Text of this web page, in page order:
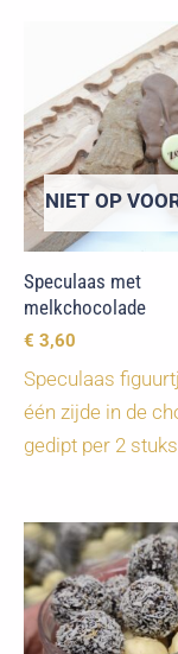
NIET OP
Speculaas met
melkchocolade
€ 3,60
Speculaas
één zijde in de
gedipt per 2